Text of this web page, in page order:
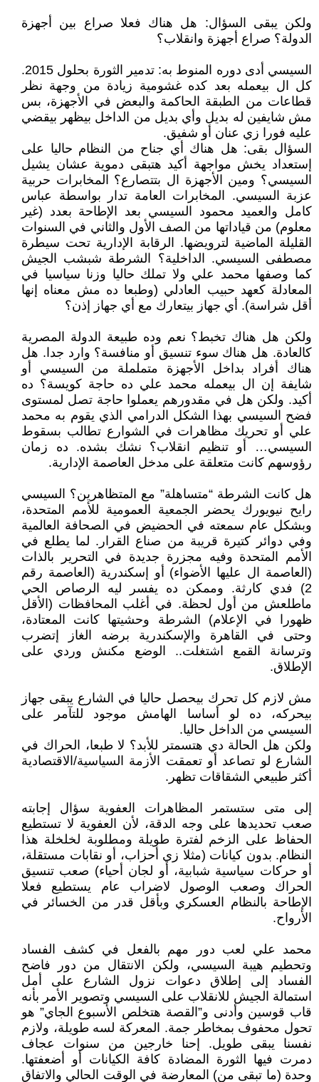
ولكن يبقى السؤال: هل هناك فعلا صراع بين أجهزة
الدولة؟ صراع أجهزة وانقلاب؟
‏السيسي أدى دوره المنوط به: تدمير الثورة بحلول 2015.
كل ال بيعمله بعد كده غشومية زيادة من وجهة نظر
قطاعات من الطبقة الحاكمة والبعض في الأجهزة، بس
مش شايفين له بديل وأي بديل من الداخل بيظهر بيقضي
عليه فورا زي عنان أو شفيق.
السؤال بقى: هل هناك أي جناح من النظام حاليا على
إستعداد يخش مواجهة أكيد هتبقى دموية عشان يشيل
السيسي؟ ومين الأجهزة ال بتتصارع؟ المخابرات حربية
عزبة السيسي. المخابرات العامة تدار بواسطة عباس
كامل والعميد محمود السيسي بعد الإطاحة بعدد (غير
معلوم) من قياداتها من الصف الأول والثاني في السنوات
القليلة الماضية لترويضها. الرقابة الإدارية تحت سيطرة
مصطفى السيسي. الداخلية؟ الشرطة شبشب الجيش
كما وصفها محمد علي ولا تملك حاليا وزنا سياسيا في
المعادلة كعهد حبيب العادلي (وطبعا ده مش معناه إنها
أقل شراسة). أي جهاز بيتعارك مع أي جهاز إذن؟
ولكن هل هناك تخبط؟ نعم وده طبيعة الدولة المصرية
كالعادة. هل هناك سوء تنسيق أو منافسة؟ وارد جدا. هل
هناك أفراد بداخل الأجهزة متململة من السيسي أو
شايفة إن ال بيعمله محمد علي ده حاجة كويسة؟ ده
أكيد. ولكن هل في مقدورهم يعملوا حاجة تصل لمستوى
فضح السيسي بهذا الشكل الدرامي الذي يقوم به محمد
علي أو تحريك مظاهرات في الشوارع تطالب بسقوط
السيسي… أو تنظيم انقلاب؟ نشك بشده. ده زمان
رؤوسهم كانت متعلقة على مدخل العاصمة الإدارية.
هل كانت الشرطة “متساهلة” مع المتظاهرين؟ السيسي
رايح نيويورك يحضر الجمعية العمومية للأمم المتحدة،
وبشكل عام سمعته في الحضيض في الصحافة العالمية
وفي دوائر كتيرة قريبة من صناع القرار. لما يطلع في
الأمم المتحدة وفيه مجزرة جديدة في التحرير بالذات
(العاصمة ال عليها الأضواء) أو إسكندرية (العاصمة رقم
2) فدي كارثة. وممكن ده يفسر ليه الرصاص الحي
ماطلعش من أول لحظة. في أغلب المحافظات (الأقل
ظهورا في الإعلام) الشرطة وحشيتها كانت المعتادة،
وحتى في القاهرة والإسكندرية برضه الغاز إتضرب
وترسانة القمع اشتغلت.. الوضع مكنش وردي على
الإطلاق.
مش لازم كل تحرك بيحصل حاليا في الشارع يبقى جهاز
بيحركه، ده لو أساسا الهامش موجود للتآمر على
السيسي من الداخل حاليا.
ولكن هل الحالة دي هتسمتر للأبد؟ لا طبعا، الحراك في
الشارع لو تصاعد أو تعمقت الأزمة السياسية/الاقتصادية
أكثر طبيعي الشقاقات تظهر.
إلى متى ستستمر المظاهرات العفوية سؤال إجابته
صعب تحديدها على وجه الدقة، لأن العفوية لا تستطيع
الحفاظ على الزخم لفترة طويلة ومطلوبة لخلخلة هذا
النظام. بدون كيانات (مثلا زي أحزاب، أو نقابات مستقلة،
أو حركات سياسية شبابية، أو لجان أحياء) صعب تنسيق
الحراك وصعب الوصول لاضراب عام يستطيع فعلا
الإطاحة بالنظام العسكري وبأقل قدر من الخسائر في
الأرواح.
محمد علي لعب دور مهم بالفعل في كشف الفساد
وتحطيم هيبة السيسي، ولكن الانتقال من دور فاضح
الفساد إلى إطلاق دعوات نزول الشارع على أمل
استمالة الجيش للانقلاب على السيسي وتصوير الأمر بأنه
قاب قوسين وأدنى و”القصة هتخلص الأسبوع الجاي” هو
تحول محفوف بمخاطر جمة. المعركة لسه طويلة، ولازم
نفسنا يبقى طويل. إحنا خارجين من سنوات عجاف
دمرت فيها الثورة المضادة كافة الكيانات أو أضعفتها.
وحدة (ما تبقى من) المعارضة في الوقت الحالي والاتفاق